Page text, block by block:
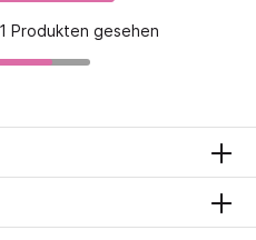
Produkten gesehen